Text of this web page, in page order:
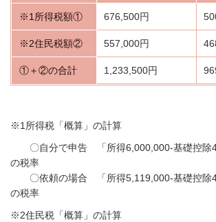
※1所得税額① 676,500円
※2住民税額② 557,000円
①＋②の合計 1,233,500円
※1所得税「概算」の計算
〇自分で申告 「所得6,000,000-基礎控除
の税率
〇依頼の場合 「所得5,119,000-基礎控除
の税率
※2住民税「概算」の計算